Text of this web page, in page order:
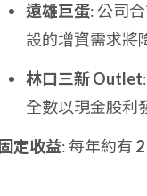
遠雄巨蛋: 公司
設的增資需求將
林口三新 Outlet
全數以現金股利
固定收益: 每年約有